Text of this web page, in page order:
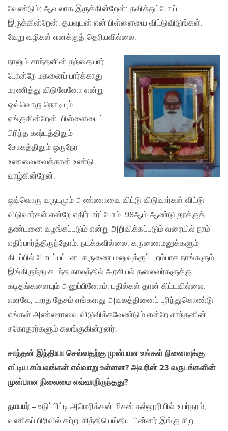
வேண்டும்; ஆவலாக இருக்கின்றேன்; தவித்துப்போய்
இருக்கின்றேன். தயவுடன் என் பிள்ளையை விட்டுவிடுங்கள்.
வேறு வழிகள் எனக்குத் தெரியவில்லை.
நானும் சாந்தனின் தந்தையார்
போன்றே மகனைப் பார்க்காது
மரணித்து விடுவேனோ என்று
ஒவ்வொரு நொடியும்
ஏங்குகின்றேன். பிள்ளையைப்
பிரிந்த கஷ்டத்திலும்
சோகத்திலும் ஒருநேர
உணவைவைத்தான் உண்டு
வாழ்கின்றேன்.
ஒவ்வொரு வருடமும் அண்ணாவை விட்டு விடுவார்கள் விட்டு
விடுவார்கள் என்றே எதிர்பார்ப்போம். 98ஆம் ஆண்டு தூக்குத்
தண்டனை வழங்கப்படும் என்று அறிவிக்கப்படும் வரையில் நாம்
எதிர்பார்த்திருந்தோம். நடக்கவில்லை. கருணைமனுக்களும்
கிடப்பில் போடப்பட்டன. கருணை மனுவுக்குப் புறம்பாக நாங்களும்
இங்கிருந்து கடந்த காலத்தில் அரசியல் தலைவர்களுக்கு
கடிதங்களையும் அனுப்பினோம். பதில்கள் தான் கிட்டவில்லை.
எனவே, பாரத தேசம் எங்களது அவலத்தினைப் புரிந்துகொண்டு
எங்கள் அண்ணாவை விடுவிக்கவேண்டும் என்றே சாந்தனின்
சகோதரர்களும் கலங்குகின்றனர்.
சாந்தன் இந்தியா செல்வதற்கு முன்பான உங்கள் நினைவுக்கு
எட்டிய சம்பவங்கள் எவ்வாறு உள்ளன? அவரின் 23 வருடங்களின்
முன்பான நிலைமை எவ்வாறிருந்தது?
தாயார்– உடுப்பிட்டி அமெரிக்கன் மிசன் கல்லூரியில் உயர்தரம்,
வணிகப் பிரிவில் கற்று சித்தியெய்திய பின்னர் இங்கு சிறு